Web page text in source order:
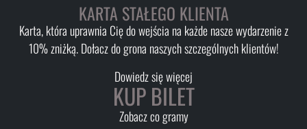
KARTA STAŁEGO KLIENTA
Karta, która uprawnia Cię do wejścia na każde nasze wydarzenie z
10% zniżką. Dołacz do grona naszych szczególnych klientów!
Dowiedz się więcej
KUP BILET
Zobacz co gramy